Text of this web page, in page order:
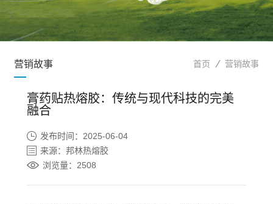
营销故事 首页 营销故事
膏药贴热熔胶：传统与现代科技的完美
融合
发布时间：2025-06-04
来源：邦林热熔胶
浏览量：2508